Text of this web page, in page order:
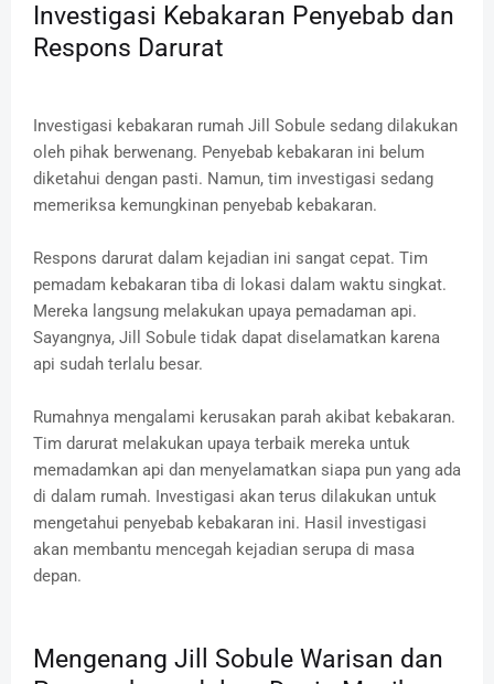
Investigasi Kebakaran Penyebab dan
Respons Darurat
Investigasi kebakaran rumah Jill Sobule sedang dilakukan
oleh pihak berwenang. Penyebab kebakaran ini belum
diketahui dengan pasti. Namun, tim investigasi sedang
memeriksa kemungkinan penyebab kebakaran.
Respons darurat dalam kejadian ini sangat cepat. Tim
pemadam kebakaran tiba di lokasi dalam waktu singkat.
Mereka langsung melakukan upaya pemadaman api.
Sayangnya, Jill Sobule tidak dapat diselamatkan karena
api sudah terlalu besar.
Rumahnya mengalami kerusakan parah akibat kebakaran.
Tim darurat melakukan upaya terbaik mereka untuk
memadamkan api dan menyelamatkan siapa pun yang ada
di dalam rumah. Investigasi akan terus dilakukan untuk
mengetahui penyebab kebakaran ini. Hasil investigasi
akan membantu mencegah kejadian serupa di masa
depan.
Mengenang Jill Sobule Warisan dan